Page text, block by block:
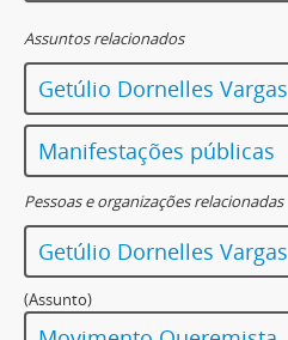
Assuntos relacionados
Getúlio Dornelles Vargas
Manifestações públicas
Pessoas e organizações relacionadas
Getúlio Dornelles Vargas
(Assunto)